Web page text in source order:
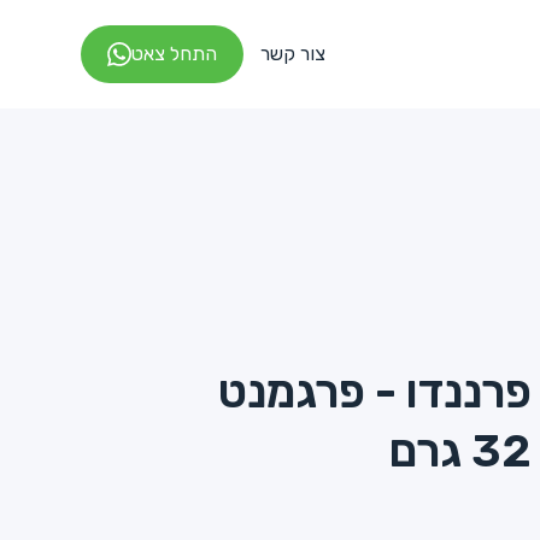
צור קשר התחל צאט
- פרגמנט